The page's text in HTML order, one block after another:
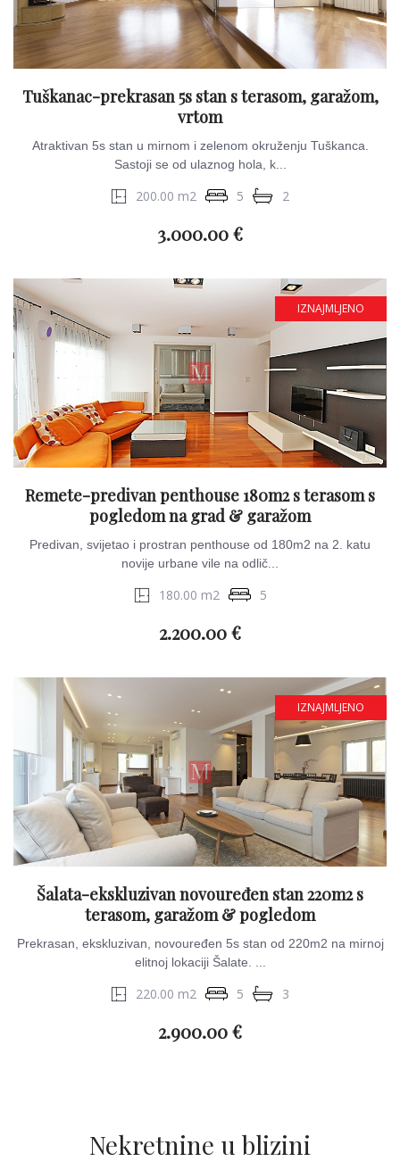
Tuškanac-prekrasan 5s stan s terasom, garažom,
vrtom
Atraktivan 5s stan u mirnom i zelenom okruženju Tuškanca.
Sastoji se od ulaznog hola, k...
200.00 m2 5 2
3.000.00 €
IZNAJMLJENO
Remete-predivan penthouse 180m2 s terasom s
pogledom na grad & garažom
Predivan, svijetao i prostran penthouse od 180m2 na 2. katu
novije urbane vile na odlič...
180.00 m2 5
2.200.00 €
IZNAJMLJENO
Šalata-ekskluzivan novouređen stan 220m2 s
terasom, garažom & pogledom
Prekrasan, ekskluzivan, novouređen 5s stan od 220m2 na mirnoj
elitnoj lokaciji Šalate. ...
220.00 m2 5 3
2.900.00 €
Nekretnine u blizini